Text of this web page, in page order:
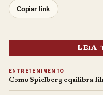
Copiar link
LEIA
ENTRETENIMENTO
Como Spielberg equilibra